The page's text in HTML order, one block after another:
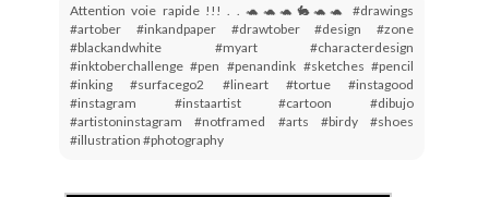
Attention voie rapide !!! . . 🐢🐢🐢🐇🐢🐢 #drawings
#artober #inkandpaper #drawtober #design #zone
#blackandwhite #myart #characterdesign
#inktoberchallenge #pen #penandink #sketches #pencil
#inking #surfacego2 #lineart #tortue #instagood
#instagram #instaartist #cartoon #dibujo
#artistoninstagram #notframed #arts #birdy #shoes
#illustration #photography